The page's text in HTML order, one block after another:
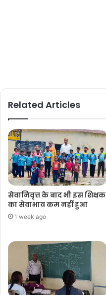
Related Articles
सेवानिवृत्त के बाद भी इस शिक्षक
का सेवाभाव कम नहीं हुआ
1 week ago